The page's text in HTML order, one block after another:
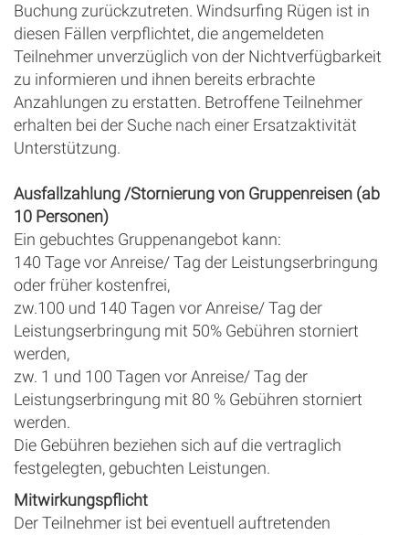
Buchung zurückzutreten. Windsurfing Rügen ist in
diesen Fällen verpflichtet, die angemeldeten
Teilnehmer unverzüglich von der Nichtverfügbarkeit
zu informieren und ihnen bereits erbrachte
Anzahlungen zu erstatten. Betroffene Teilnehmer
erhalten bei der Suche nach einer Ersatzaktivität
Unterstützung.
Ausfallzahlung /Stornierung von Gruppenreisen (ab
10 Personen)
Ein gebuchtes Gruppenangebot kann:
140 Tage vor Anreise/ Tag der Leistungserbringung
oder früher kostenfrei,
zw.100 und 140 Tagen vor Anreise/ Tag der
Leistungserbringung mit 50% Gebühren storniert
werden,
zw. 1 und 100 Tagen vor Anreise/ Tag der
Leistungserbringung mit 80 % Gebühren storniert
werden.
Die Gebühren beziehen sich auf die vertraglich
festgelegten, gebuchten Leistungen.
Mitwirkungspflicht
Der Teilnehmer ist bei eventuell auftretenden